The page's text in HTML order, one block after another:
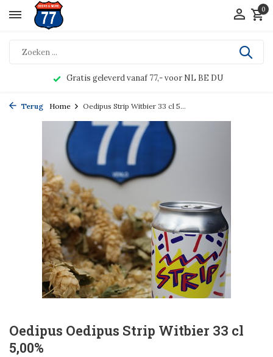
0
Gratis geleverd vanaf 77,- voor NL BE DU
Terug Home Oedipus Strip Witbier 33 cl 5...
Oedipus Oedipus Strip Witbier 33 cl
5,00%